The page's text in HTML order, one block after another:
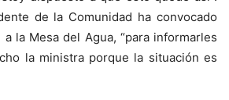
de la Comunidad ha convocado
a la Mesa del Agua, “para informarles
la ministra porque la situación es